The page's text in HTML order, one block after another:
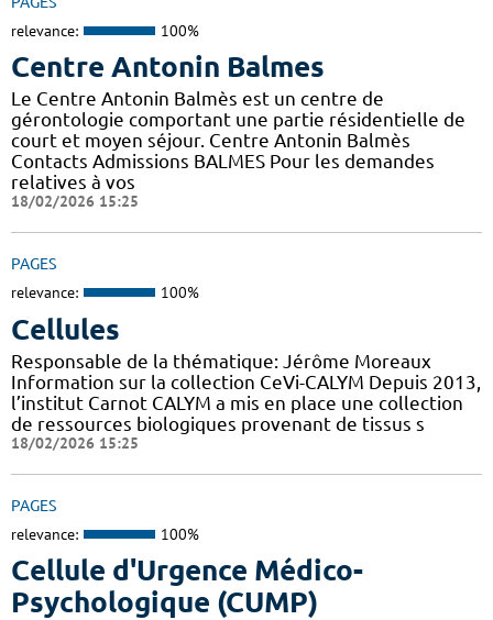
relevance: 100%
Centre Antonin Balmes
Le Centre Antonin Balmès est un centre de
gérontologie comportant une partie résidentielle de
court et moyen séjour. Centre Antonin Balmès
Contacts Admissions BALMES Pour les demandes
relatives à vos
18/02/2026 15:25
PAGES
relevance: 100%
Cellules
Responsable de la thématique: Jérôme Moreaux
Information sur la collection CeVi-CALYM Depuis 2013,
l’institut Carnot CALYM a mis en place une collection
de ressources biologiques provenant de tissus s
18/02/2026 15:25
PAGES
relevance: 100%
Cellule d'Urgence Médico-
Psychologique (CUMP)